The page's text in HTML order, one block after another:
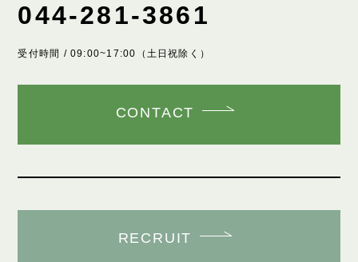
044-281-3861
受付時間 / 09:00~17:00（土日祝除く）
CONTACT
RECRUIT